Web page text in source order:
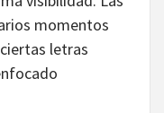
momentos
letras